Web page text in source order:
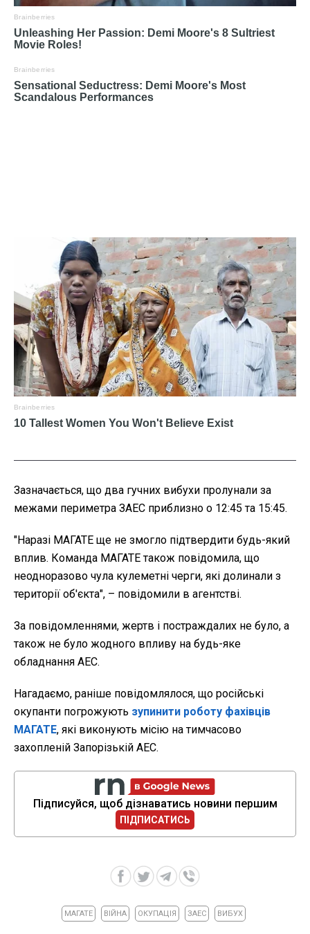
Зазначається, що два гучних вибухи пролунали за
межами периметра ЗАЕС приблизно о 12:45 та 15:45.
"Наразі МАГАТЕ ще не змогло підтвердити будь-який
вплив. Команда МАГАТЕ також повідомила, що
неодноразово чула кулеметні черги, які долинали з
території об'єкта", – повідомили в агентстві.
За повідомленнями, жертв і постраждалих не було, а
також не було жодного впливу на будь-яке
обладнання АЕС.
Нагадаємо, раніше повідомлялося, що російські
окупанти погрожують зупинити роботу фахівців
МАГАТЕ, які виконують місію на тимчасово
захопленій Запорізькій АЕС.
Підписуйся, щоб дізнаватись новини першим
ПІДПИСАТИСЬ
МАГАТЕ ВІЙНА ОКУПАЦІЯ ЗАЕС ВИБУХ